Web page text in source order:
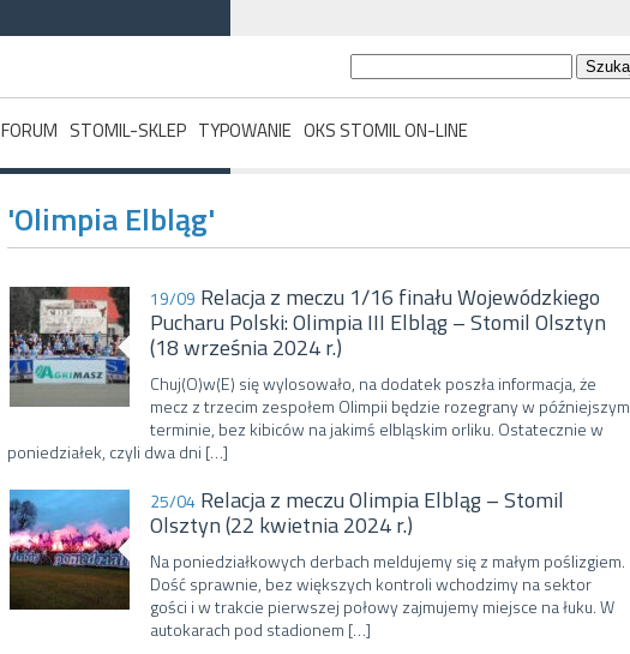
FORUM STOMIL-SKLEP TYPOWANIE OKS STOMIL ON-LINE
'Olimpia Elbląg'
19/09 Relacja z meczu 1/16 finału Wojewódzkiego
Pucharu Polski: Olimpia III Elbląg – Stomil Olsztyn
(18 września 2024 r.)
Chuj(O)w(E) się wylosowało, na dodatek poszła informacja, że
mecz z trzecim zespołem Olimpii będzie rozegrany w późniejszym
terminie, bez kibiców na jakimś elbląskim orliku. Ostatecznie w
poniedziałek, czyli dwa dni […]
25/04 Relacja z meczu Olimpia Elbląg – Stomil
Olsztyn (22 kwietnia 2024 r.)
Na poniedziałkowych derbach meldujemy się z małym poślizgiem.
Dość sprawnie, bez większych kontroli wchodzimy na sektor
gości i w trakcie pierwszej połowy zajmujemy miejsce na łuku. W
autokarach pod stadionem […]